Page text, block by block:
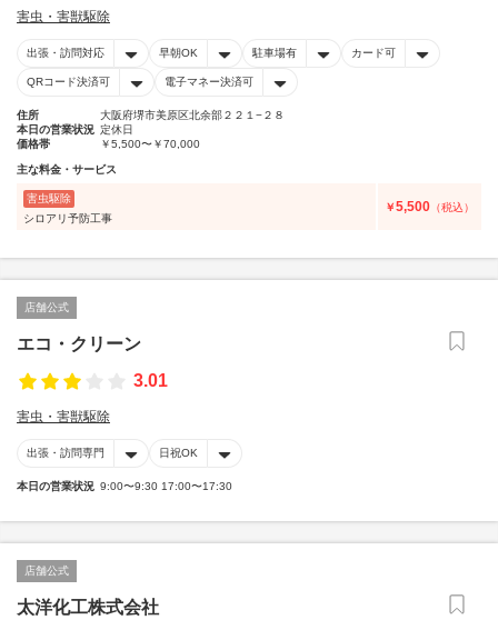
害虫・害獣駆除
出張・訪問対応 早朝OK 駐車場有 カード可
QRコード決済可 電子マネー決済可
住所
大阪府堺市美原区北余部２２１−２８
本日の営業状況 定休日
価格帯
￥5,500〜￥70,000
主な料金・サービス
害虫駆除
シロアリ予防工事
￥5,500 （税込）
店舗公式
エコ・クリーン
3.01
害虫・害獣駆除
出張・訪問専門 日祝OK
本日の営業状況 9:00〜9:30 17:00〜17:30
店舗公式
太洋化工株式会社